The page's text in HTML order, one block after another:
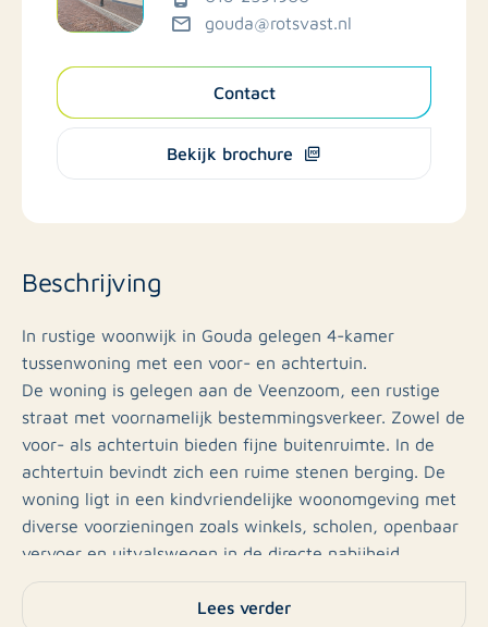
gouda@rotsvast.nl
Contact
Bekijk brochure
Beschrijving
In rustige woonwijk in Gouda gelegen 4-kamer
tussenwoning met een voor- en achtertuin.
De woning is gelegen aan de Veenzoom, een rustige
straat met voornamelijk bestemmingsverkeer. Zowel de
voor- als achtertuin bieden fijne buitenruimte. In de
achtertuin bevindt zich een ruime stenen berging. De
woning ligt in een kindvriendelijke woonomgeving met
diverse voorzieningen zoals winkels, scholen, openbaar
vervoer en uitvalswegen in de directe nabijheid.
Lees verder